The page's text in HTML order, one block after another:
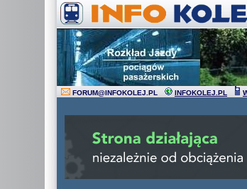
FORUM@INFOKOLEJ.PL INFOKOLEJ.PL